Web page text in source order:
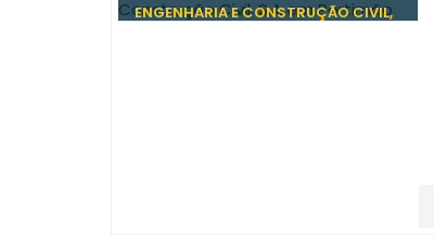
ENGENHARIA E CONSTRUÇÃO CIVIL,